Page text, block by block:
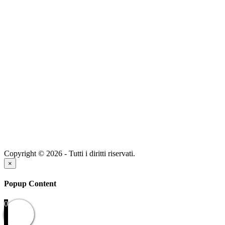
Copyright © 2026 - Tutti i diritti riservati.
×
Popup Content
0